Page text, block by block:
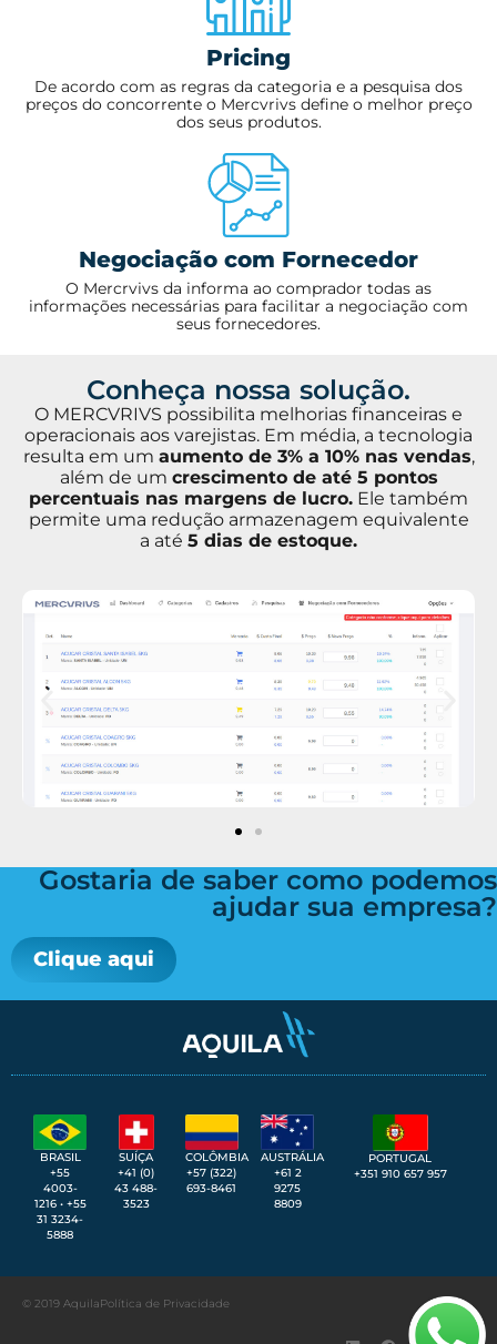
Pricing
De acordo com as regras da categoria e a pesquisa dos
preços do concorrente o Mercvrivs define o melhor preço
dos seus produtos.
Negociação com Fornecedor
O Mercrvivs da informa ao comprador todas as
informações necessárias para facilitar a negociação com
seus fornecedores.
Conheça nossa solução.
O MERCVRIVS possibilita melhorias financeiras e
operacionais aos varejistas. Em média, a tecnologia
resulta em um aumento de 3% a 10% nas vendas,
além de um crescimento de até 5 pontos
percentuais nas margens de lucro. Ele também
permite uma redução armazenagem equivalente
a até 5 dias de estoque.
Gostaria de saber como podemos
ajudar sua empresa?
Clique aqui
BRASIL
+55
4003-
1216 • +55
31 3234-
5888
SUÍÇA
+41 (0)
43 488-
3523
COLÔMBIA
+57 (322)
693-8461
AUSTRÁLIA
+61 2
9275
8809
PORTUGAL
+351 910 657 957
© 2019 AquilaPolítica de Privacidade